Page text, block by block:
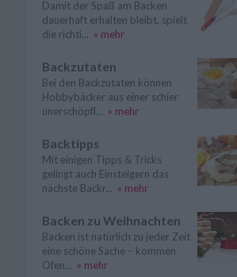
Damit der Spaß am Backen
dauerhaft erhalten bleibt, spielt
die richti... » mehr
Backzutaten
Bei den Backzutaten können
Hobbybäcker aus einer schier
unerschöpfl... » mehr
Backtipps
Mit einigen Tipps & Tricks
gelingt auch Einsteigern das
nächste Backr... » mehr
Backen zu Weihnachten
Backen ist natürlich zu jeder Zeit
eine schöne Sache – kommen
Ofen... » mehr